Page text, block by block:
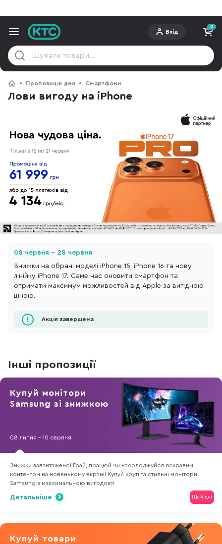
Вхід
0
Пропозиція дня Смартфони
Лови вигоду на iPhone
08 червня - 28 червня
Знижки на обрані моделі iPhone 15, iPhone 16 та нову
лінійку iPhone 17. Саме час оновити смартфон та
отримати максимум можливостей від Apple за вигідною
ціною.
Акція завершена
Інші пропозиції
Купуй монітори
Samsung зі знижкою
08 липня - 10 серпня
Знижки завантажено! Грай, працюй чи насолоджуйся яскравим
контентом на новенькому екрані! Купуй круті та стильні монітори
Samsung з максимальною вигодою!
Ще 4 дні
Детальніше
Купуй товари